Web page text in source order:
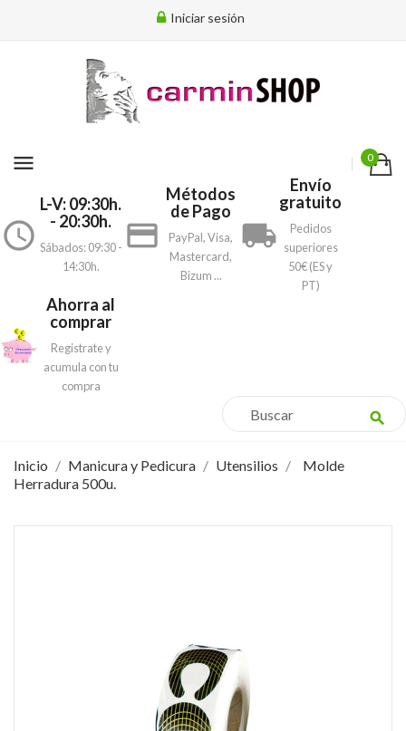
Iniciar sesión
menu 0
access_time
L-V: 09:30h.
- 20:30h.
Sábados: 09:30 -
14:30h.
payment
Métodos
de Pago
PayPal, Visa,
Mastercard,
Bizum ...
local_shipping
Envío
gratuito
Pedidos
superiores
50€ (ES y
PT)
Ahorra al
comprar
Registrate y
acumula con tu
compra
search
Inicio Manicura y Pedicura Utensilios
Molde
Herradura 500u.